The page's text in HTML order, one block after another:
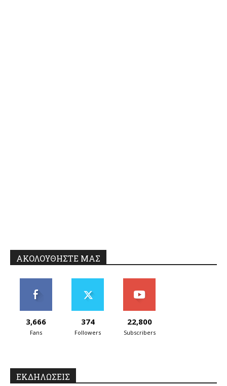
ΑΚΟΛΟΥΘΗΣΤΕ ΜΑΣ
3,666
Fans
374
Followers
22,800
Subscribers
ΕΚΔΗΛΩΣΕΙΣ